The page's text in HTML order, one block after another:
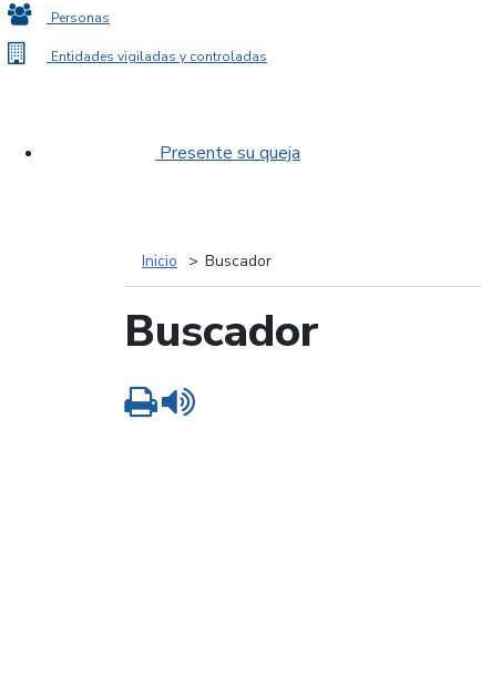
Personas
Entidades vigiladas y controladas
Presente su queja
Inicio Buscador
Buscador
Imprimir